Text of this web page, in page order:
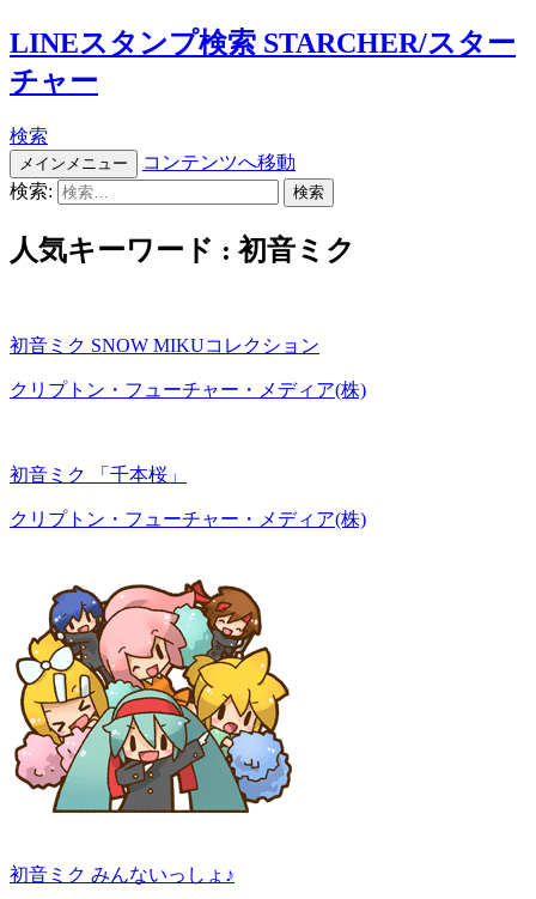
LINEスタンプ検索 STARCHER/スター
チャー
検索
メインメニュー
コンテンツへ移動
検索:
人気キーワード : 初音ミク
初音ミク SNOW MIKUコレクション
クリプトン・フューチャー・メディア(株)
初音ミク 「千本桜」
クリプトン・フューチャー・メディア(株)
初音ミク みんないっしょ♪